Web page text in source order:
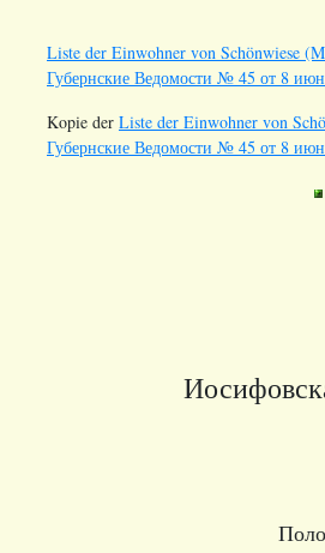
Liste der Einwohner von Schönwiese
Губернские Ведомости № 45 от 8
Kopie der Liste der Einwohner von
Губернские Ведомости № 45 от 8